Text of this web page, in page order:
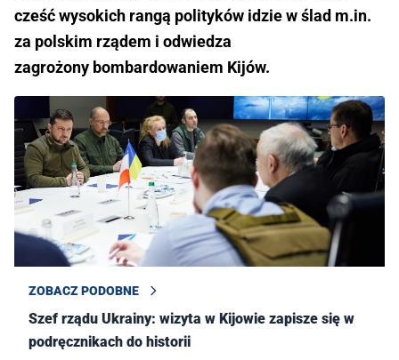
cześć wysokich rangą polityków idzie w ślad m.in.
za polskim rządem i odwiedza
zagrożony bombardowaniem Kijów.
ZOBACZ PODOBNE
Szef rządu Ukrainy: wizyta w Kijowie zapisze się w
podręcznikach do historii